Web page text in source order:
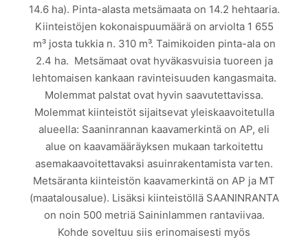
14.6 ha). Pinta-alasta metsämaata on 14.2 hehtaaria.
Kiinteistöjen kokonaispuumäärä on arviolta 1 655
m³ josta tukkia n. 310 m³. Taimikoiden pinta-ala on
2.4 ha. Metsämaat ovat hyväkasvuisia tuoreen ja
lehtomaisen kankaan ravinteisuuden kangasmaita.
Molemmat palstat ovat hyvin saavutettavissa.
Molemmat kiinteistöt sijaitsevat yleiskaavoitetulla
alueella: Saaninrannan kaavamerkintä on AP, eli
alue on kaavamääräyksen mukaan tarkoitettu
asemakaavoitettavaksi asuinrakentamista varten.
Metsäranta kiinteistön kaavamerkintä on AP ja MT
(maatalousalue). Lisäksi kiinteistöllä SAANINRANTA
on noin 500 metriä Saininlammen rantaviivaa.
Kohde soveltuu siis erinomaisesti myös